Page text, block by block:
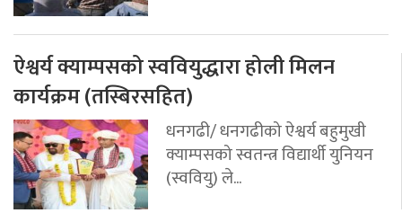
ऐश्वर्य क्याम्पसको स्ववियुद्धारा होली मिलन
कार्यक्रम (तस्बिरसहित)
धनगढी/ धनगढीको ऐश्वर्य बहुमुखी
क्याम्पसको स्वतन्त्र विद्यार्थी युनियन
(स्ववियु) ले...